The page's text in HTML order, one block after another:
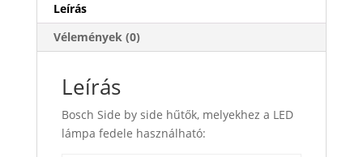
Leírás
Vélemények (0)
Leírás
Bosch Side by side hűtők, melyekhez a LED
lámpa fedele használható: